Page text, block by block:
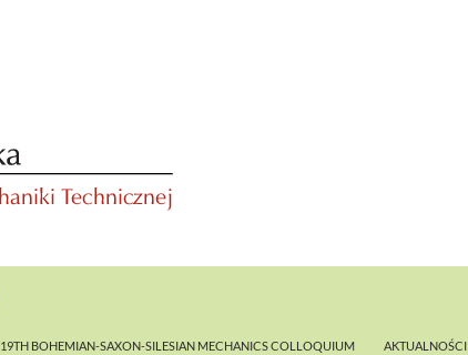
19TH BOHEMIAN-SAXON-SILESIAN MECHANICS COLLOQUIUM AKTUALNOŚCI